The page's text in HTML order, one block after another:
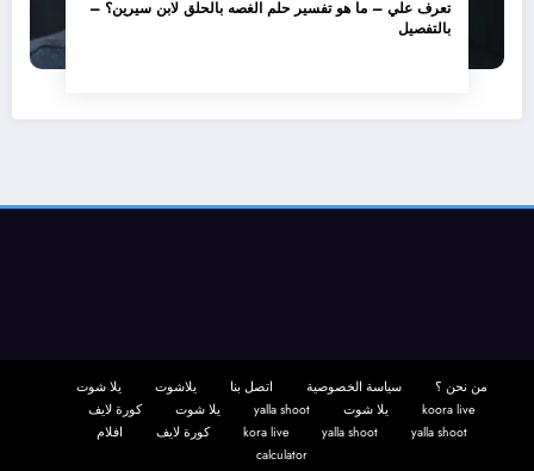
تعرف علي – ما هو تفسير حلم الغصه بالحلق لابن سيرين؟ –
بالتفصيل
من نحن ؟ سياسة الخصوصية اتصل بنا يلاشوت
يلا شوت
koora live
يلا شوت yalla shoot يلا شوت
كورة لايف
yalla shoot
yalla shoot
kora live كورة لايف
افلام
calculator